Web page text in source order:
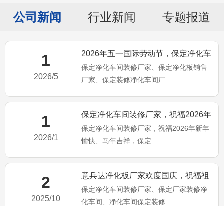
公司新闻 行业新闻 专题报道
1
2026/5
2026年五一国际劳动节，保定净化车
间装修、净化板销售厂家
保定净化车间装修厂家、保定净化板销售
厂家、保定装修净化车间厂...
1
2026/1
保定净化车间装修厂家，祝福2026年
新年愉快、马年吉祥，保
保定净化车间装修厂家，祝福2026年新年
愉快、马年吉祥，保定...
2
2025/10
意兵达净化板厂家欢度国庆，祝福祖
国繁荣昌盛，国泰民安
保定净化车间装修厂家、保定厂家装修净
化车间、净化车间保定装修...